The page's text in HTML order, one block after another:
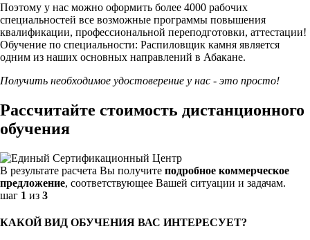
Поэтому у нас можно оформить более 4000 рабочих
специальностей все возможные программы повышения
квалификации, профессиональной переподготовки, аттестации!
Обучение по специальности: Распиловщик камня является
одним из наших основных направлений в Абакане.
Получить необходимое удостоверение у нас - это просто!
Рассчитайте стоимость дистанционного
обучения
В результате расчета Вы получите подробное коммерческое
предложение, соответствующее Вашей ситуации и задачам.
шаг 1 из 3
КАКОЙ ВИД ОБУЧЕНИЯ ВАС ИНТЕРЕСУЕТ?